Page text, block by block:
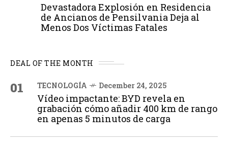
Devastadora Explosión en Residencia
de Ancianos de Pensilvania Deja al
Menos Dos Víctimas Fatales
DEAL OF THE MONTH
01 TECNOLOGÍA December 24, 2025
Vídeo impactante: BYD revela en
grabación cómo añadir 400 km de rango
en apenas 5 minutos de carga